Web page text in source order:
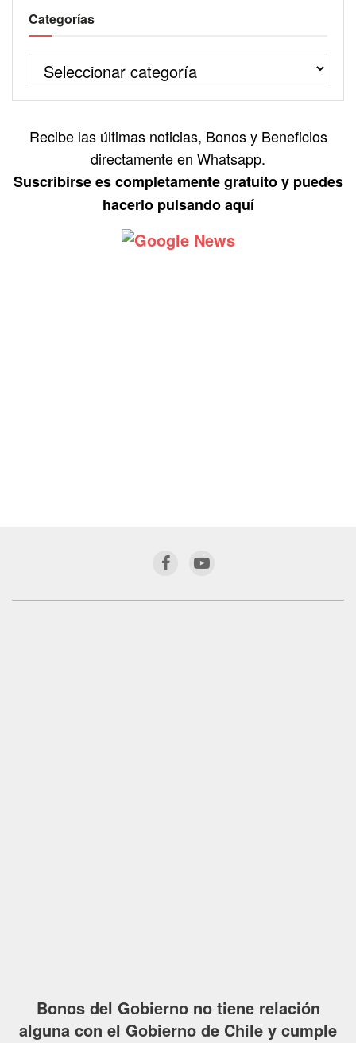
Categorías
Recibe las últimas noticias, Bonos y Beneficios
directamente en Whatsapp.
Suscribirse es completamente gratuito y puedes
hacerlo pulsando aquí
Bonos del Gobierno no tiene relación
alguna con el Gobierno de Chile y cumple